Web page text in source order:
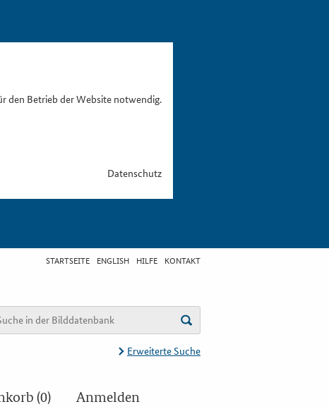
den Betrieb der Website notwendig.
Datenschutz
STARTSEITE ENGLISH HILFE KONTAKT
Erweiterte Suche
(0) Anmelden